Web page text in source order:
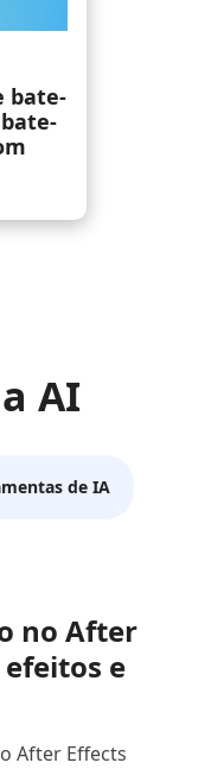
bot de
AI
de IA
no After
e
After Effects